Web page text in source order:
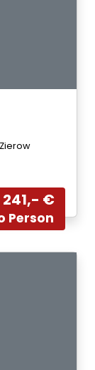
241,- €
Person